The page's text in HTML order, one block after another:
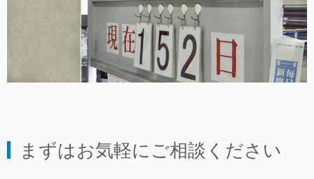
まずはお気軽にご相談ください